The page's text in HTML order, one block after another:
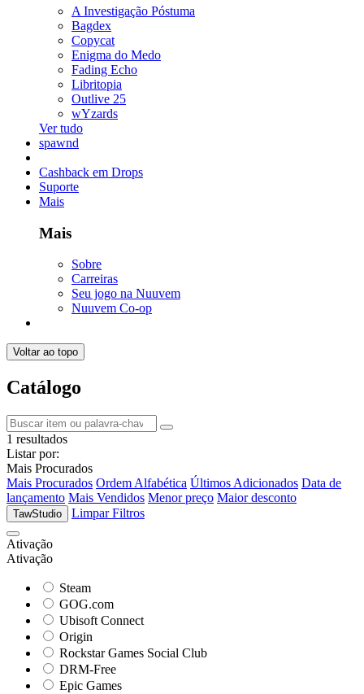
A Investigação Póstuma
Bagdex
Copycat
Enigma do Medo
Fading Echo
Libritopia
Outlive 25
wYzards
Ver tudo
spawnd
Cashback em Drops
Suporte
Mais
Mais
Sobre
Carreiras
Seu jogo na Nuuvem
Nuuvem Co-op
Voltar ao topo
Catálogo
1 resultados
Listar por:
Mais Procurados
Mais Procurados Ordem Alfabética Últimos Adicionados Data de
lançamento Mais Vendidos Menor preço Maior desconto
TawStudio Limpar Filtros
Ativação
Ativação
Steam
GOG.com
Ubisoft Connect
Origin
Rockstar Games Social Club
DRM-Free
Epic Games